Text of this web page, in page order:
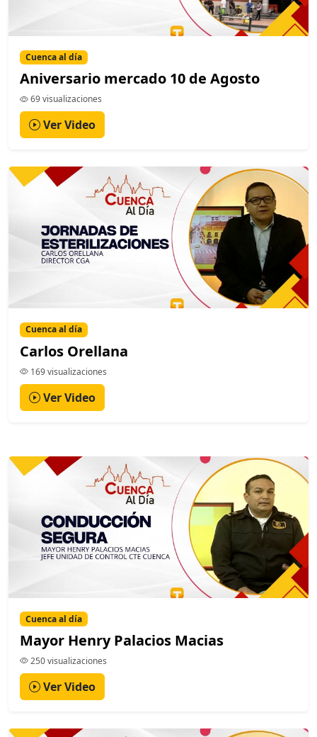
Cuenca al día
Aniversario mercado 10 de Agosto
69 visualizaciones
Ver Video
Cuenca al día
Carlos Orellana
169 visualizaciones
Ver Video
Cuenca al día
Mayor Henry Palacios Macias
250 visualizaciones
Ver Video